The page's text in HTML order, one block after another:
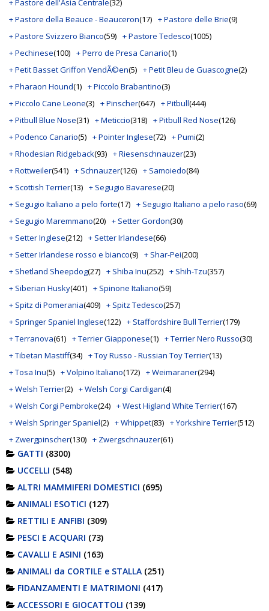
+ Pastore dell'Asia Centrale(32)
+ Pastore della Beauce - Beauceron(17) + Pastore delle Brie(9)
+ Pastore Svizzero Bianco(59) + Pastore Tedesco(1005)
+ Pechinese(100) + Perro de Presa Canario(1)
+ Petit Basset Griffon VendÃ©en(5) + Petit Bleu de Guascogne(2)
+ Pharaon Hound(1) + Piccolo Brabantino(3)
+ Piccolo Cane Leone(3) + Pinscher(647) + Pitbull(444)
+ Pitbull Blue Nose(31) + Meticcio(318) + Pitbull Red Nose(126)
+ Podenco Canario(5) + Pointer Inglese(72) + Pumi(2)
+ Rhodesian Ridgeback(93) + Riesenschnauzer(23)
+ Rottweiler(541) + Schnauzer(126) + Samoiedo(84)
+ Scottish Terrier(13) + Segugio Bavarese(20)
+ Segugio Italiano a pelo forte(17) + Segugio Italiano a pelo raso(69)
+ Segugio Maremmano(20) + Setter Gordon(30)
+ Setter Inglese(212) + Setter Irlandese(66)
+ Setter Irlandese rosso e bianco(9) + Shar-Pei(200)
+ Shetland Sheepdog(27) + Shiba Inu(252) + Shih-Tzu(357)
+ Siberian Husky(401) + Spinone Italiano(59)
+ Spitz di Pomerania(409) + Spitz Tedesco(257)
+ Springer Spaniel Inglese(122) + Staffordshire Bull Terrier(179)
+ Terranova(61) + Terrier Giapponese(1) + Terrier Nero Russo(30)
+ Tibetan Mastiff(34) + Toy Russo - Russian Toy Terrier(13)
+ Tosa Inu(5) + Volpino Italiano(172) + Weimaraner(294)
+ Welsh Terrier(2) + Welsh Corgi Cardigan(4)
+ Welsh Corgi Pembroke(24) + West Higland White Terrier(167)
+ Welsh Springer Spaniel(2) + Whippet(83) + Yorkshire Terrier(512)
+ Zwergpinscher(130) + Zwergschnauzer(61)
GATTI (8300)
UCCELLI (548)
ALTRI MAMMIFERI DOMESTICI (695)
ANIMALI ESOTICI (127)
RETTILI E ANFIBI (309)
PESCI E ACQUARI (73)
CAVALLI E ASINI (163)
ANIMALI da CORTILE e STALLA (251)
FIDANZAMENTI E MATRIMONI (417)
ACCESSORI E GIOCATTOLI (139)